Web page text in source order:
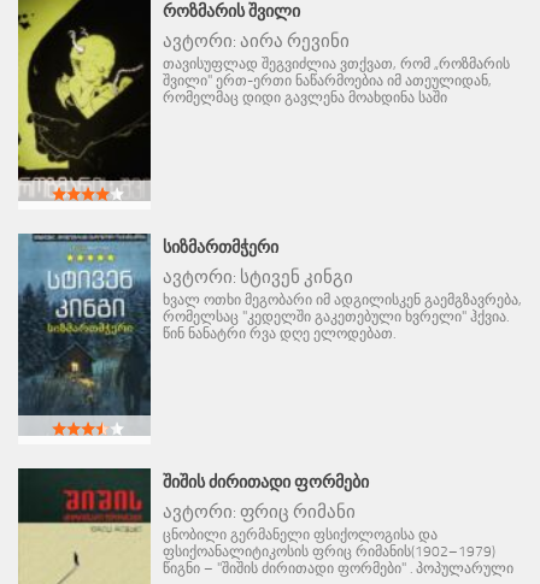
ᲠᲝᲖᲛᲐᲠᲘᲡ ᲨᲕᲘᲚᲘ
ავტორი: აირა რევინი
თავისუფლად შეგვიძლია ვთქვათ, რომ „როზმარის
შვილი" ერთ-ერთი ნაწარმოებია იმ ათეულიდან,
რომელმაც დიდი გავლენა მოახდინა საში
ᲡᲘᲖᲛᲐᲠᲗᲛᲭᲔᲠᲘ
ავტორი: სტივენ კინგი
ხვალ ოთხი მეგობარი იმ ადგილისკენ გაემგზავრება,
რომელსაც "კედელში გაკეთებული ხვრელი" ჰქვია.
წინ ნანატრი რვა დღე ელოდებათ.
ᲨᲘᲨᲘᲡ ᲫᲘᲠᲘᲗᲐᲓᲘ ᲤᲝᲠᲛᲔᲑᲘ
ავტორი: ფრიც რიმანი
ცნობილი გერმანელი ფსიქოლოგისა და
ფსიქოანალიტიკოსის ფრიც რიმანის(1902–1979)
წიგნი – "შიშის ძირითადი ფორმები" . პოპულარული